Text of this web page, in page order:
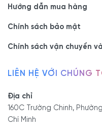
Màu sắc:
MàuNết +
Chất
Chất lượng
Thợ thi
Thợ được
Xuất xứ:
An Toàn:
Không hóa
Hướng dẫn mua hàng
Chính sách bảo mật
Chính sách vận chuyển
LIÊN HỆ VỚI CHÚNG
Địa chỉ
160C Trường Chinh,
Chí Minh